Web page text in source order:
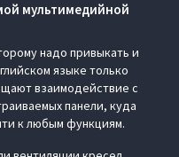
мультимедийной
надо привыкать и
языке только
взаимодействие с
панели, куда
к любым функциям.